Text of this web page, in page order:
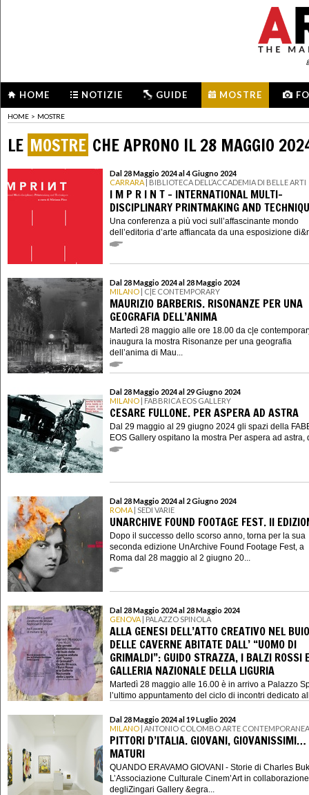
HOME NOTIZIE GUIDE MOSTRE
HOME > MOSTRE
LE MOSTRE CHE APRONO IL 28 MAGGIO
Dal 28 Maggio 2024 al 4 Giugno 2024
CARRARA | BIBLIOTECA DELL’ACCADEMIA DI BELLE ARTI
I M P R I N T - INTERNATIONAL MULTI-
DISCIPLINARY PRINTMAKING AND
Una conferenza a più voci sull’affascinante mondo
dell’editoria d’arte affiancata da una esposizione
Dal 28 Maggio 2024 al 28 Maggio 2024
MILANO | C|E CONTEMPORARY
MAURIZIO BARBERIS. RISONANZE PER UNA
GEOGRAFIA DELL’ANIMA
Martedì 28 maggio alle ore 18.00 da c|e
inaugura la mostra Risonanze per una geografia
dell’anima di Mau...
Dal 28 Maggio 2024 al 29 Giugno 2024
MILANO | FABBRICA EOS GALLERY
CESARE FULLONE. PER ASPERA AD ASTRA
Dal 29 maggio al 29 giugno 2024 gli spazi della
EOS Gallery ospitano la mostra Per aspera ad astra,
Dal 28 Maggio 2024 al 2 Giugno 2024
ROMA | SEDI VARIE
UNARCHIVE FOUND FOOTAGE FEST. II
Dopo il successo dello scorso anno, torna per la sua
seconda edizione UnArchive Found Footage Fest, a
Roma dal 28 maggio al 2 giugno 20...
Dal 28 Maggio 2024 al 28 Maggio 2024
GENOVA | PALAZZO SPINOLA
ALLA GENESI DELL’ATTO CREATIVO NEL BUIO
DELLE CAVERNE ABITATE DALL’ “UOMO DI
GRIMALDI”: GUIDO STRAZZA, I BALZI ROSSI
GALLERIA NAZIONALE DELLA LIGURIA
Martedì 28 maggio alle 16.00 è in arrivo a Palazzo
l’ultimo appuntamento del ciclo di incontri dedicato
Dal 28 Maggio 2024 al 19 Luglio 2024
MILANO | ANTONIO COLOMBO ARTE
PITTORI D’ITALIA. GIOVANI,
MATURI
QUANDO ERAVAMO GIOVANI - Storie di Charles
L’Associazione Culturale Cinem’Art in
degliZingari Gallery &egra...